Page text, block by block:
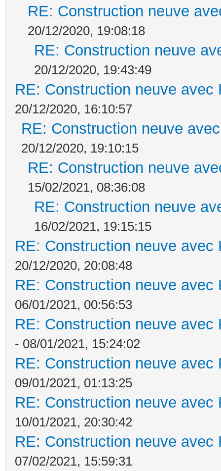
RE: Construction neuve
20/12/2020, 19:08:18
RE: Construction neuve
20/12/2020, 19:43:49
RE: Construction neuve avec
20/12/2020, 16:10:57
RE: Construction neuve
20/12/2020, 19:10:15
RE: Construction neuve
15/02/2021, 08:36:08
RE: Construction neuve
16/02/2021, 19:15:15
RE: Construction neuve avec
20/12/2020, 20:08:48
RE: Construction neuve avec
06/01/2021, 00:56:53
RE: Construction neuve avec
- 08/01/2021, 15:24:02
RE: Construction neuve avec
09/01/2021, 01:13:25
RE: Construction neuve avec
10/01/2021, 20:30:42
RE: Construction neuve avec
07/02/2021, 15:59:31